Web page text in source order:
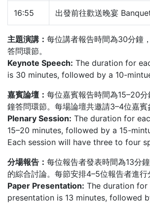
16:55 出發前往歡送晚宴
主題演講： 每位講者報告時間為30分鐘
答問環節。
Keynote Speech: The duration for
is 30 minutes, followed by a 10-
嘉賓論壇： 每位嘉賓報告時間為15–20
鐘答問環節。每場論壇共邀請3–4位嘉賓
Plenary Session: The duration for
15–20 minutes, followed by a 15-
Each session will have three to four
分場報告： 每位報告者發表時間為13分
的綜合討論。每節安排4–5位報告者進行
Paper Presentation: The duration for
presentation is 13 minutes, followed